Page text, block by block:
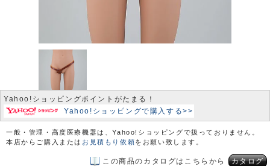
Yahoo!ショッピングポイントがたまる！
Yahoo!ショッピングで購入する>>
一般・管理・高度医療機器は、Yahoo!ショッピングで扱っておりません。
本店からご購入または お見積もり依頼をお願い致します。
この商品のカタログはこちらから カタログ